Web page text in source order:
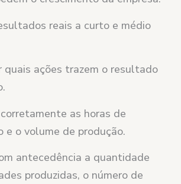
reais a curto e médio
quais ações trazem o resultado
as horas de
e o volume de produção.
antecedência a quantidade
produzidas, o número de